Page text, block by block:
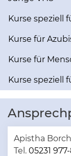
Kurse speziell
Kurse für
Kurse für
Kurse speziell
Apistha
Tel. 05231